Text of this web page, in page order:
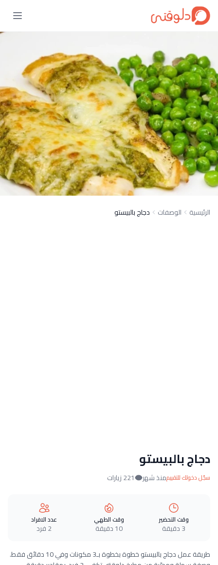
الرئيسية الوصفات دجاج بالبيستو
دجاج بالبيستو
سجّل دخولك للتقييممنذ شهر 221 زيارات
وقت التحضير
3 دقيقة
وقت الطهي
10 دقيقة
عدد الافراد
2 فرد
طريقة عمل دجاج بالبيستو خطوة بخطوة بـ3 مكونات وفي 10 دقائق فقط.